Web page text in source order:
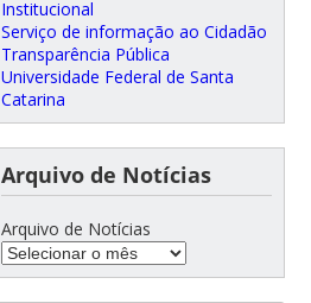
Institucional
Serviço de informação ao Cidadão
Transparência Pública
Universidade Federal de Santa
Catarina
Arquivo de Notícias
Arquivo de Notícias